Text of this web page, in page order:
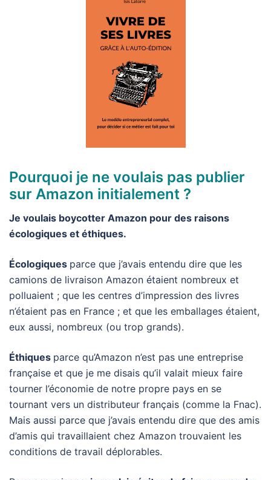
Pourquoi je ne voulais pas publier
sur Amazon initialement ?
Je voulais boycotter Amazon pour des raisons
écologiques et éthiques.
Écologiques parce que j’avais entendu dire que les
camions de livraison Amazon étaient nombreux et
polluaient ; que les centres d’impression des livres
n’étaient pas en France ; et que les emballages étaient,
eux aussi, nombreux (ou trop grands).
Éthiques parce qu’Amazon n’est pas une entreprise
française et que je me disais qu’il valait mieux faire
tourner l’économie de notre propre pays en se
tournant vers un distributeur français (comme la Fnac).
Mais aussi parce que j’avais entendu dire que des amis
d’amis qui travaillaient chez Amazon trouvaient les
conditions de travail déplorables.